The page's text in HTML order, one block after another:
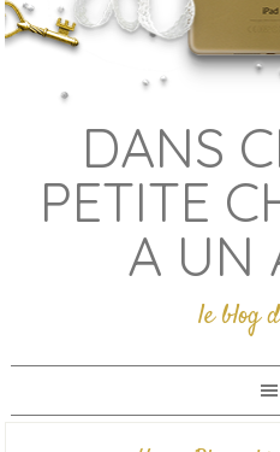
DANS
PETITE
A UN
le blog